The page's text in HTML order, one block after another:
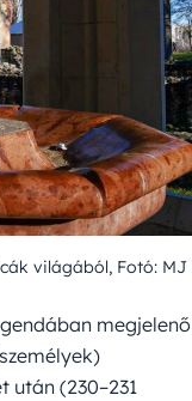
világából, Fotó: MJ
megjelenő
után (230–231